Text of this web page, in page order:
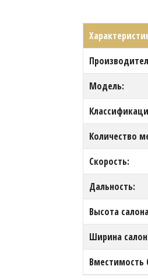
Модель:
Количество
Скорость:
Дальность:
Высота
Ширина
Вместимость